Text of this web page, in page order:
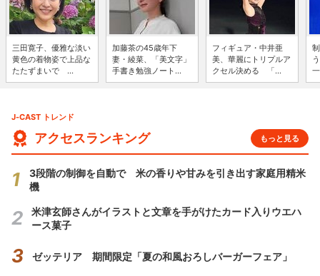
三田寛子、優雅な淡い
黄色の着物姿で上品な
たたずまいで ...
加藤茶の45歳年下
妻・綾菜、「美文字」
手書き勉強ノート...
フィギュア・中井亜
美、華麗にトリプルア
クセル決める 「...
J-CAST トレンド
アクセスランキング もっと見る
3段階の制御を自動で 米の香りや甘みを引き出す家庭用精米
機
米津玄師さんがイラストと文章を手がけたカード入りウエハ
ース菓子
ゼッテリア 期間限定「夏の和風おろしバーガーフェア」